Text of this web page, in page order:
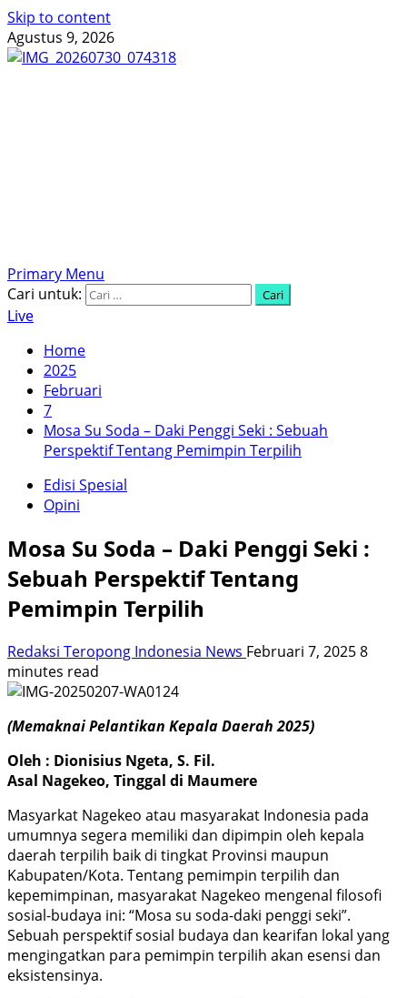
Skip to content
Agustus 9, 2026
Primary Menu
Cari untuk:
Live
Home
2025
Februari
7
Mosa Su Soda – Daki Penggi Seki : Sebuah
Perspektif Tentang Pemimpin Terpilih
Edisi Spesial
Opini
Mosa Su Soda – Daki Penggi Seki :
Sebuah Perspektif Tentang
Pemimpin Terpilih
Redaksi Teropong Indonesia News Februari 7, 20258
minutes read
(Memaknai Pelantikan Kepala Daerah 2025)
Oleh : Dionisius Ngeta, S. Fil.
Asal Nagekeo, Tinggal di Maumere
Masyarkat Nagekeo atau masyarakat Indonesia pada
umumnya segera memiliki dan dipimpin oleh kepala
daerah terpilih baik di tingkat Provinsi maupun
Kabupaten/Kota. Tentang pemimpin terpilih dan
kepemimpinan, masyarakat Nagekeo mengenal filosofi
sosial-budaya ini: “Mosa su soda-daki penggi seki”.
Sebuah perspektif sosial budaya dan kearifan lokal yang
mengingatkan para pemimpin terpilih akan esensi dan
eksistensinya.